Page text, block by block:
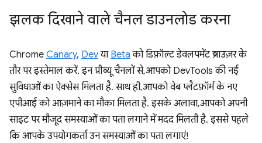
झलक दिखाने वाले चैनल डाउनलोड करना
Chrome Canary, Devया Beta को डिफ़ॉल्ट डेवलपमेंट ब्राउज़र के
तौर पर इस्तेमाल करें. इन प्रीव्यू चैनलों से, आपको DevTools की नई
सुविधाओं का ऐक्सेस मिलता है. साथ ही, आपको वेब प्लैटफ़ॉर्म के नए
एपीआई को आज़माने का मौका मिलता है. इसके अलावा, आपको अपनी
साइट पर मौजूद समस्याओं का पता लगाने में मदद मिलती है. इससे पहले
कि आपके उपयोगकर्ता उन समस्याओं का पता लगाएं!